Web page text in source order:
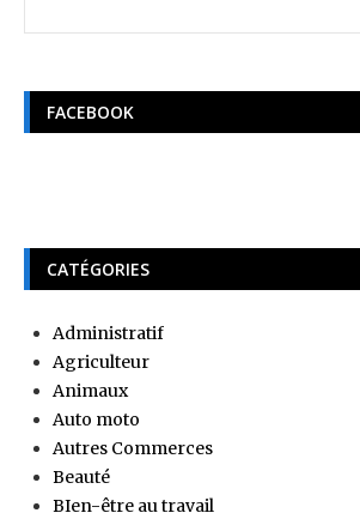
FACEBOOK
CATÉGORIES
Administratif
Agriculteur
Animaux
Auto moto
Autres Commerces
Beauté
BIen-être au travail